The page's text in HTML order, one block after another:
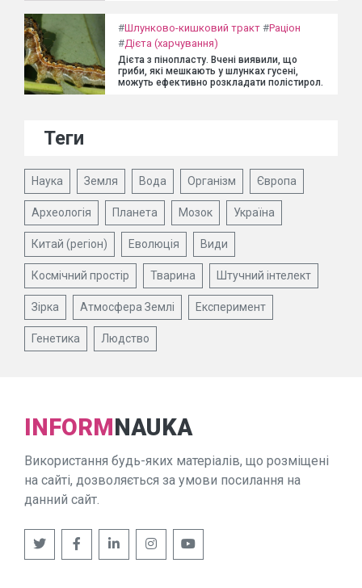
#Шлунково-кишковий тракт #Раціон
#Дієта (харчування)
Дієта з пінопласту. Вчені виявили, що
гриби, які мешкають у шлунках гусені,
можуть ефективно розкладати полістирол.
Теги
Наука Земля Вода Організм Європа
Археологія Планета Мозок Україна
Китай (регіон) Еволюція Види
Космічний простір Тварина Штучний інтелект
Зірка Атмосфера Землі Експеримент
Генетика Людство
INFORMNAUKA
Використання будь-яких матеріалів, що розміщені
на сайті, дозволяється за умови посилання на
данний сайт.